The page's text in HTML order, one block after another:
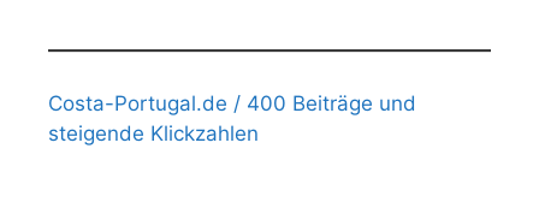
Costa-Portugal.de / 400 Beiträge und
steigende Klickzahlen